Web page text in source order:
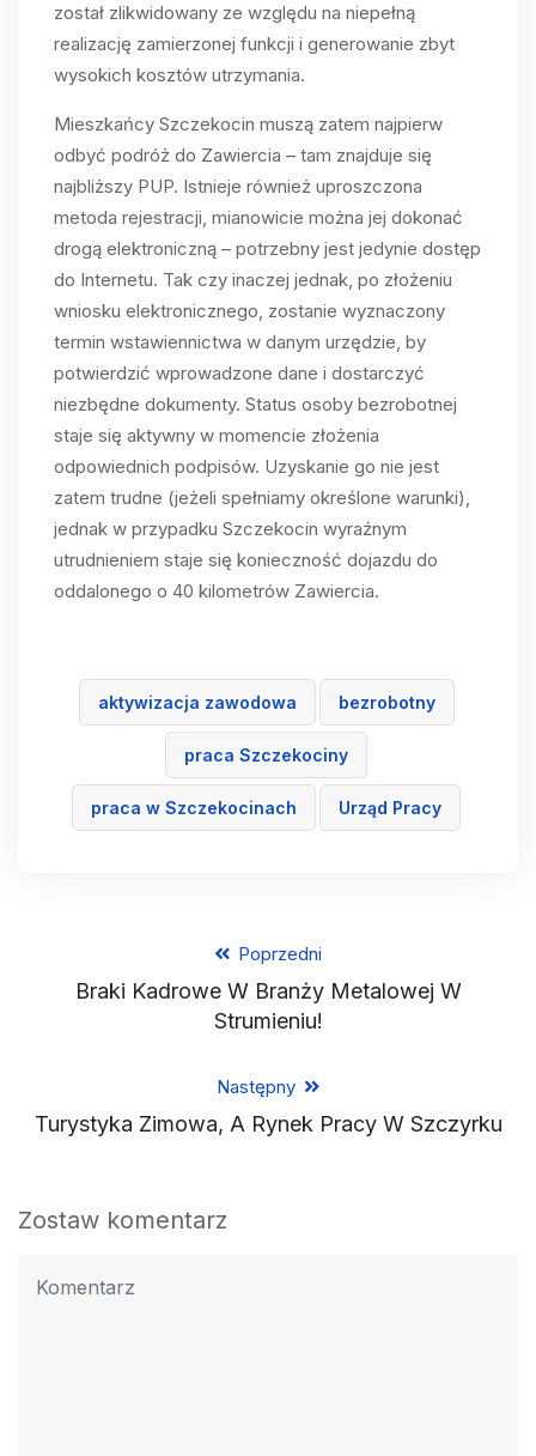
został zlikwidowany ze względu na niepełną
realizację zamierzonej funkcji i generowanie zbyt
wysokich kosztów utrzymania.
Mieszkańcy Szczekocin muszą zatem najpierw
odbyć podróż do Zawiercia – tam znajduje się
najbliższy PUP. Istnieje również uproszczona
metoda rejestracji, mianowicie można jej dokonać
drogą elektroniczną – potrzebny jest jedynie dostęp
do Internetu. Tak czy inaczej jednak, po złożeniu
wniosku elektronicznego, zostanie wyznaczony
termin wstawiennictwa w danym urzędzie, by
potwierdzić wprowadzone dane i dostarczyć
niezbędne dokumenty. Status osoby bezrobotnej
staje się aktywny w momencie złożenia
odpowiednich podpisów. Uzyskanie go nie jest
zatem trudne (jeżeli spełniamy określone warunki),
jednak w przypadku Szczekocin wyraźnym
utrudnieniem staje się konieczność dojazdu do
oddalonego o 40 kilometrów Zawiercia.
aktywizacja zawodowa bezrobotny
praca Szczekociny
praca w Szczekocinach Urząd Pracy
Poprzedni
Braki Kadrowe W Branży Metalowej W
Strumieniu!
Następny
Turystyka Zimowa, A Rynek Pracy W Szczyrku
Zostaw komentarz